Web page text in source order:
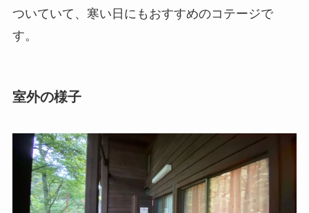
ついていて、寒い日にもおすすめのコテージで
す。
室外の様子